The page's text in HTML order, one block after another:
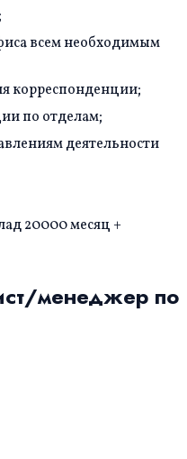
всем необходимым
корреспонденции;
по отделам;
деятельности
20000 месяц +
менеджер по